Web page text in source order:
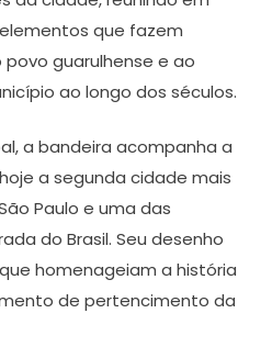
que fazem
guarulhense e ao
ao longo dos séculos.
a bandeira acompanha a
a segunda cidade mais
Paulo e uma das
do Brasil. Seu desenho
homenageiam a história
de pertencimento da